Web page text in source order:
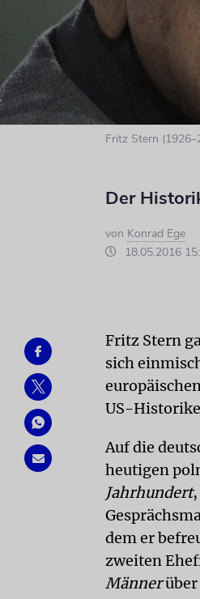
Fritz Stern
Der
von Konrad Ege
18.05.2016
Fritz Stern
sich
US-
Auf die
heutigen
Jahrhundert
dem er
zweiten
Männerüber